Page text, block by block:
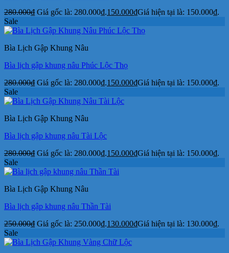
280.000₫ Giá gốc là: 280.000₫.150.000₫Giá hiện tại là: 150.000₫.
Sale
Bìa Lịch Gập Khung Nâu
Bìa lịch gập khung nâu Phúc Lộc Thọ
280.000₫ Giá gốc là: 280.000₫.150.000₫Giá hiện tại là: 150.000₫.
Sale
Bìa Lịch Gập Khung Nâu
Bìa lịch gập khung nâu Tài Lộc
280.000₫ Giá gốc là: 280.000₫.150.000₫Giá hiện tại là: 150.000₫.
Sale
Bìa Lịch Gập Khung Nâu
Bìa lịch gập khung nâu Thần Tài
250.000₫ Giá gốc là: 250.000₫.130.000₫Giá hiện tại là: 130.000₫.
Sale